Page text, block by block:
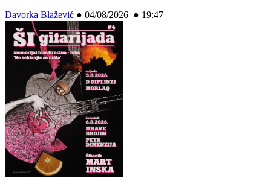
Davorka Blažević ● 04/08/2026 ● 19:47